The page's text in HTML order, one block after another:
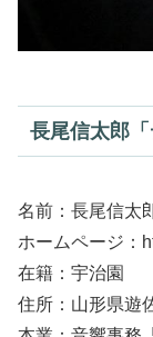
長尾信太郎
名前：長尾信太
ホームページ：
在籍：宇治園
住所：山形県遊